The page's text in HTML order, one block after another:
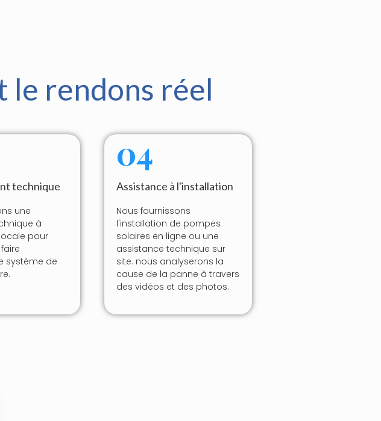
le rendons réel
technique
une
à
pour
système de
04
Assistance à l'installation
Nous fournissons
l'installation de pompes
solaires en ligne ou une
assistance technique sur
site. nous analyserons la
cause de la panne à travers
des vidéos et des photos.